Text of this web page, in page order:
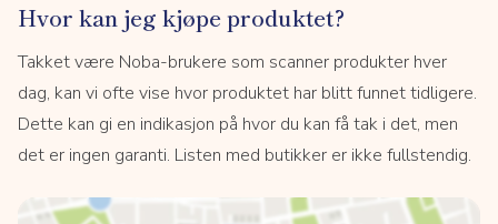
Hvor kan jeg kjøpe produktet?
Takket være Noba-brukere som scanner produkter hver
dag, kan vi ofte vise hvor produktet har blitt funnet tidligere.
Dette kan gi en indikasjon på hvor du kan få tak i det, men
det er ingen garanti. Listen med butikker er ikke fullstendig.